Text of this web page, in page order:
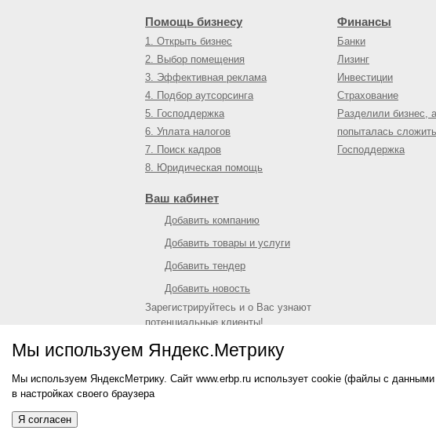
Мы используем Яндекс.Метрику
Мы используем ЯндексМетрику. Сайт www.erbp.ru использует cookie (файлы с
в настройках своего браузера
Я согласен
Помощь бизнесу
1. Открыть бизнес
2. Выбор помещения
3. Эффективная реклама
4. Подбор аутсорсинга
5. Господдержка
6. Уплата налогов
7. Поиск кадров
8. Юридическая помощь
Финансы
Банки
Лизинг
Инвестиции
Страхование
Разделили бизнес,
попыталась
Господдержка
Ваш кабинет
Добавить компанию
Добавить товары и услуги
Добавить тендер
Добавить новость
Зарегистрируйтесь и о Вас узнают
потенциальные клиенты!
© 2009—2026Единый республиканский бизнес-портал
О портале